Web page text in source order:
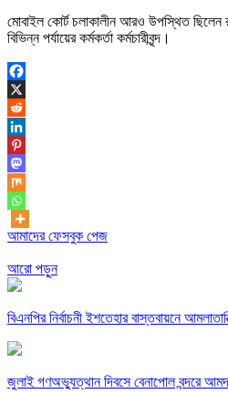
মোবাইল কোর্ট চলাকালীন আরও উপস্থিত
বিভিন্ন পর্যায়ের কর্মকর্তা কর্মচারীবৃন্দ।
আমাদের ফেসবুক পেজ
আরো পড়ুন
বিএনপির নির্বাচনী ইশতেহার বাস্তবায়নে
জুলাই গণঅভ্যুত্থান দিবসে বেনাপোল বন্দরে